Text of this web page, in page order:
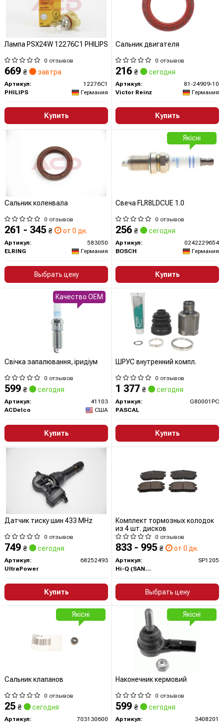
Лампа PSX24W 12276C1 PHILIPS
0 отзывов
669 ₴ завтра
Артикул:
12276C1
PHILIPS
Германия
Купить
Сальник двигателя
0 отзывов
216 ₴ сегодня
Артикул:
81-24909-10
Victor Reinz
Германия
Купить
Сальник коленвала
0 отзывов
261 - 345 ₴ от 0 дн.
Артикул:
583050
ELRING
Германия
Выбрать цену
Свеча FLR8LDCUE 1.0
0 отзывов
256 ₴ сегодня
Артикул:
0242229654
BOSCH
Германия
Купить
Якісні
Свічка запалювання, іридіум
0 отзывов
599 ₴ сегодня
Артикул:
41103
ACDelco
США
Купить
Качество OEM
ШРУС внутренний компл.
0 отзывов
1 377 ₴ сегодня
Артикул:
G80001PC
PASCAL
Купить
Датчик тиску шин 433 MHz
0 отзывов
749 ₴ сегодня
Артикул:
68252493
UltraPower
Купить
Комплект тормозных колодок
из 4 шт. дисков
0 отзывов
833 - 995 ₴ от 0 дн.
Артикул:
SP1205
Hi-Q (SANGSIN)
Выбрать цену
Сальник клапанов
0 отзывов
25 ₴ сегодня
Артикул:
703130600
Якісні
Наконечник кермовий
0 отзывов
599 ₴ сегодня
Артикул:
3408201
Якісні